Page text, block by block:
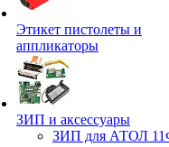
Этикет пистолеты и
аппликаторы
ЗИП и аксессуары
ЗИП для АТОЛ